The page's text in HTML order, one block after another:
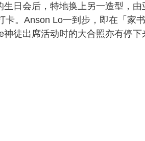
日会后，特地换上另一造型，由
卡。Anson Lo一到步，即在「家
徒出席活动时的大合照亦有停下